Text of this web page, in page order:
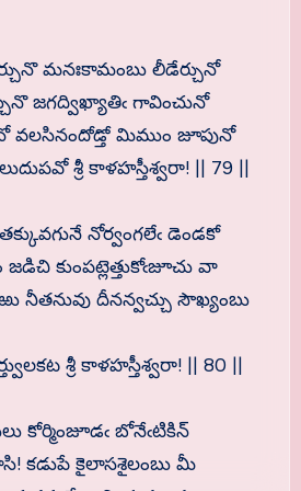
మనఃకామంబు లీడేర్చునో
జగద్విఖ్యాతిఁ గావించునో
వలసినందోడ్తో మిముం జూపునో
శ్రీ కాళహస్తీశ్వరా! || 79 ||
నోర్వంగలేఁ డెండకో
కుంపట్లెత్తుకోఁజూచు వా
నీతనువు దీనన్వచ్చు సౌఖ్యంబు
శ్రీ కాళహస్తీశ్వరా! || 80 ||
కోర్మింజూడఁ బోనేఁటికిన్
కడుపే కైలాసశైలంబు మీ